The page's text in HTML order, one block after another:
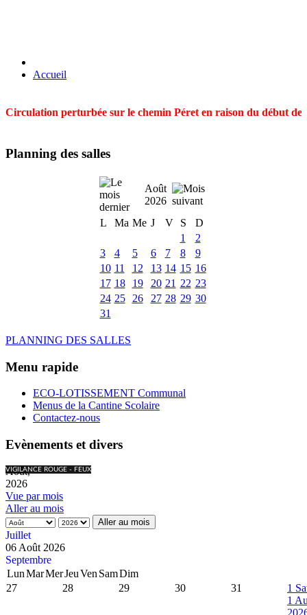
Accueil
Circulation perturbée sur le chemin Péret en raison du début
Planning des salles
Août
2026
L
Ma Me J V S
D
1
2
3
4 5 6 7 8
9
10 11 12 13 14 15 16
17 18 19 20 21 22 23
24 25 26 27 28 29 30
31
PLANNING DES SALLES
Menu rapide
ECO-LOTISSEMENT Communal
Menus de la Cantine Scolaire
Contactez-nous
Evènements et divers
VIGILANCE ROUGE - FEUX
Août,
2026
Vue par mois
Aller au mois
Aller au mois
Juillet
06 Août 2026
Septembre
LunMarMerJeuVen SamDim
27
28 29 30 31 1
1